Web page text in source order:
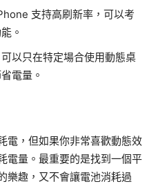
支持高刷新率，可以考
。
可以只在特定場合使用動態桌
電量。
電，但如果你非常喜歡動態效
電量。最重要的是找到一個平
樂趣，又不會讓電池消耗過